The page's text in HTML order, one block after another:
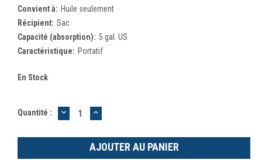
Convient à: Huile seulement
Récipient: Sac
Capacité (absorption): 5 gal. US
Caractéristique: Portatif
En Stock
Quantité : DIMINUER
LA
:
AUGMENTER
LA
: